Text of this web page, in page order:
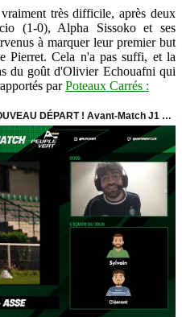
très difficile, après deux
(1-0), Alpha Sissoko et ses
à marquer leur premier but
Pierret. Cela n'a pas suffi, et la
du goût d'Olivier Echouafni qui
parPoteaux Carrés :